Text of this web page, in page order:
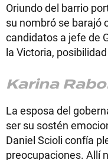
Oriundo del barrio
su nombró se barajó
candidatos a jefe de
la Victoria,
Karina
La esposa del
ser su sostén
Daniel Scioli confía
preocupaciones. Allí